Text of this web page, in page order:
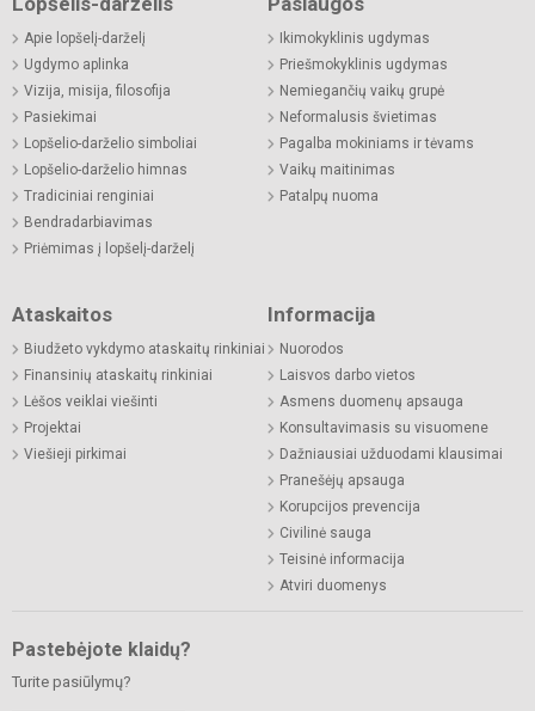
Apie lopšelį-darželį
Ugdymo aplinka
Vizija, misija, filosofija
Pasiekimai
Lopšelio-darželio simboliai
Lopšelio-darželio himnas
Tradiciniai renginiai
Bendradarbiavimas
Priėmimas į lopšelį-darželį
Ikimokyklinis ugdymas
Priešmokyklinis ugdymas
Nemiegančių vaikų grupė
Neformalusis švietimas
Pagalba mokiniams ir tėvams
Vaikų maitinimas
Patalpų nuoma
Ataskaitos
Biudžeto vykdymo ataskaitų rinkiniai
Finansinių ataskaitų rinkiniai
Lėšos veiklai viešinti
Projektai
Viešieji pirkimai
Informacija
Nuorodos
Laisvos darbo vietos
Asmens duomenų apsauga
Konsultavimasis su visuomene
Dažniausiai užduodami klausimai
Pranešėjų apsauga
Korupcijos prevencija
Civilinė sauga
Teisinė informacija
Atviri duomenys
Pastebėjote klaidų?
Turite pasiūlymų?